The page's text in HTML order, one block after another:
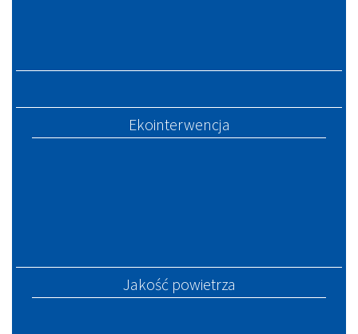
Ekointerwencja
Jakość powietrza